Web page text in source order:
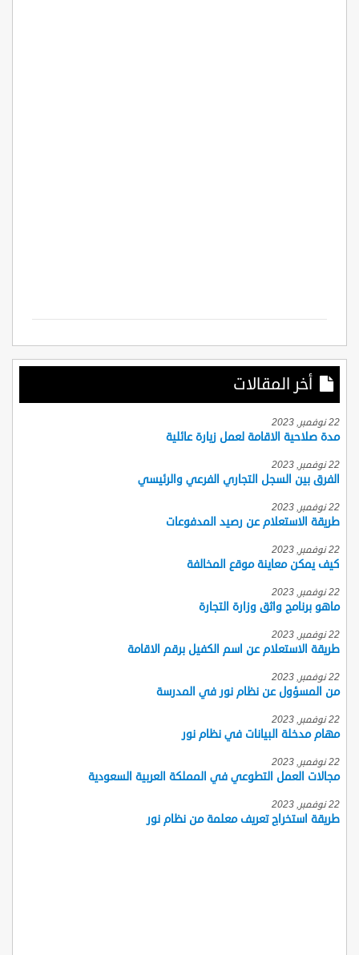
أخر المقالات
22 نوفمبر, 2023
مدة صلاحية الاقامة لعمل زيارة عائلية
22 نوفمبر, 2023
الفرق بين السجل التجاري الفرعي والرئيسي
22 نوفمبر, 2023
طريقة الاستعلام عن رصيد المدفوعات
22 نوفمبر, 2023
كيف يمكن معاينة موقع المخالفة
22 نوفمبر, 2023
ماهو برنامج واثق وزارة التجارة
22 نوفمبر, 2023
طريقة الاستعلام عن اسم الكفيل برقم الاقامة
22 نوفمبر, 2023
من المسؤول عن نظام نور في المدرسة
22 نوفمبر, 2023
مهام مدخلة البيانات في نظام نور
22 نوفمبر, 2023
مجالات العمل التطوعي في المملكة العربية السعودية
22 نوفمبر, 2023
طريقة استخراج تعريف معلمة من نظام نور